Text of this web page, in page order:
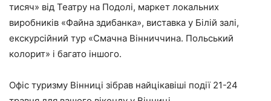
тисяч» від Театру на Подолі, маркет локальних
виробників «Файна здибанка», виставка у Білій залі,
екскурсійний тур «Смачна Вінниччина. Польський
колорит» і багато іншого.
Офіс туризму Вінниці зібрав найцікавіші події 21-24